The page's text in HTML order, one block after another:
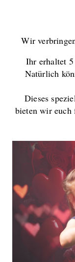
Wir
Ihr erhaltet
Natürlich
Dieses
bieten wir euch